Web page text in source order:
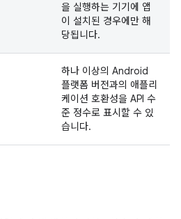
을 실행하는 기기에 앱
이 설치된 경우에만 해
당됩니다.
하나 이상의 Android
플랫폼 버전과의 애플리
케이션 호환성을 API 수
준 정수로 표시할 수 있
습니다.